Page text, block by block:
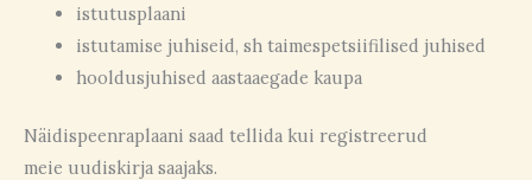
istutusplaani
istutamise juhiseid, sh taimespetsiifilised juhised
hooldusjuhised aastaaegade kaupa
Näidispeenraplaani saad tellida kui registreerud
meie uudiskirja saajaks.